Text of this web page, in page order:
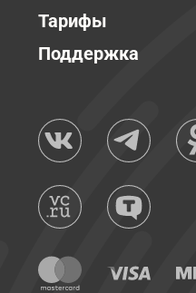
Тарифы
Поддержка